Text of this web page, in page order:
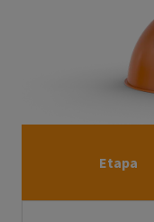
Etapa